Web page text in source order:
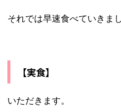
それでは早速食べていきま
【実食】
いただきます。